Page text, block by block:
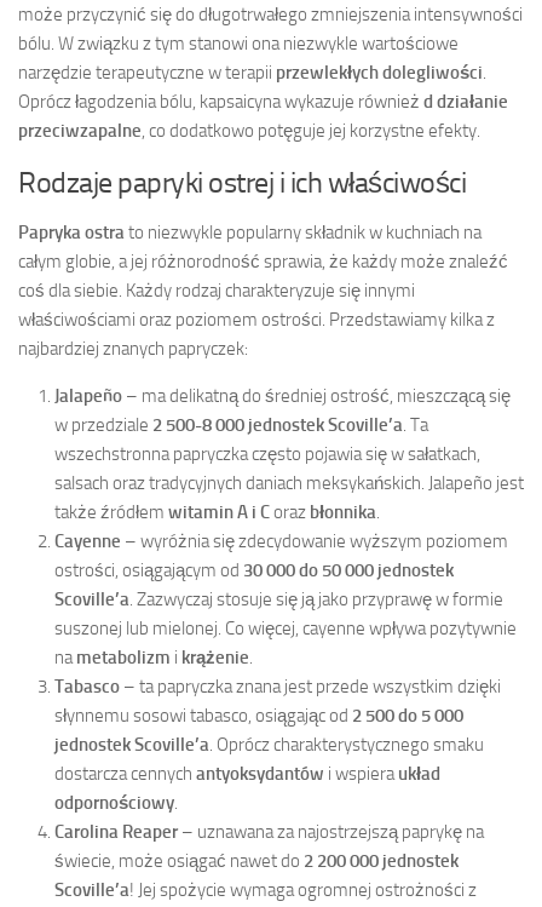
może przyczynić się do długotrwałego zmniejszenia intensywności
bólu. W związku z tym stanowi ona niezwykle wartościowe
narzędzie terapeutyczne w terapii przewlekłych dolegliwości.
Oprócz łagodzenia bólu, kapsaicyna wykazuje również d działanie
przeciwzapalne, co dodatkowo potęguje jej korzystne efekty.
Rodzaje papryki ostrej i ich właściwości
Papryka ostrato niezwykle popularny składnik w kuchniach na
całym globie, a jej różnorodność sprawia, że każdy może znaleźć
coś dla siebie. Każdy rodzaj charakteryzuje się innymi
właściwościami oraz poziomem ostrości. Przedstawiamy kilka z
najbardziej znanych papryczek:
Jalapeño – ma delikatną do średniej ostrość, mieszczącą się
w przedziale 2 500-8 000 jednostek Scoville’a. Ta
wszechstronna papryczka często pojawia się w sałatkach,
salsach oraz tradycyjnych daniach meksykańskich. Jalapeño jest
także źródłem witamin A i Coraz błonnika.
Cayenne – wyróżnia się zdecydowanie wyższym poziomem
ostrości, osiągającym od 30 000 do 50 000 jednostek
Scoville’a. Zazwyczaj stosuje się ją jako przyprawę w formie
suszonej lub mielonej. Co więcej, cayenne wpływa pozytywnie
nametabolizm i krążenie.
Tabasco – ta papryczka znana jest przede wszystkim dzięki
słynnemu sosowi tabasco, osiągając od 2 500 do 5 000
jednostek Scoville’a. Oprócz charakterystycznego smaku
dostarcza cennych antyoksydantów i wspieraukład
odpornościowy.
Carolina Reaper– uznawana za najostrzejszą paprykę na
świecie, może osiągać nawet do 2 200 000 jednostek
Scoville’a! Jej spożycie wymaga ogromnej ostrożności z